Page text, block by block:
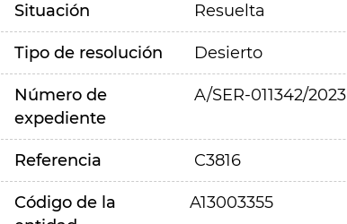
Situación Resuelta
Tipo de resolución Desierto
Número de
expediente
A/SER-011342/2023
Referencia C3816
Código de la
A13003355